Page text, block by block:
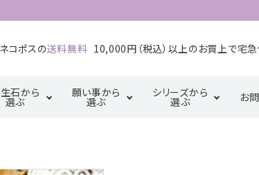
コポスの送料無料 10,000円（税込）以上のお買上で宅
石から
選ぶ
願い事から
選ぶ
シリーズから
選ぶ お